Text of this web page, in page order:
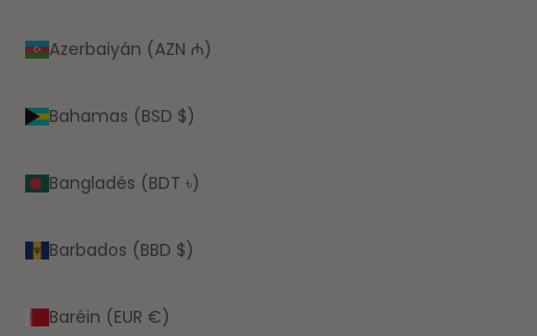
Azerbaiyán (AZN ₼)
Bahamas (BSD $)
Bangladés (BDT ৳)
Barbados (BBD $)
Baréin (EUR €)